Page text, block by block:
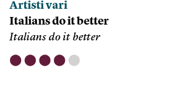
Artisti vari
Italians do it better
Italians do it better
⬤ ⬤ ⬤ ⬤ ⬤